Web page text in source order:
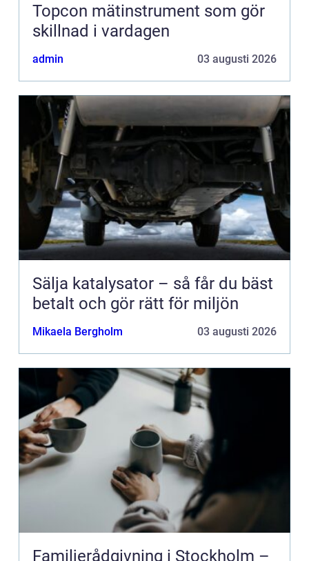
Topcon mätinstrument som gör
skillnad i vardagen
admin 03 augusti 2026
Sälja katalysator – så får du bäst
betalt och gör rätt för miljön
Mikaela Bergholm 03 augusti 2026
Familjerådgivning i Stockholm –